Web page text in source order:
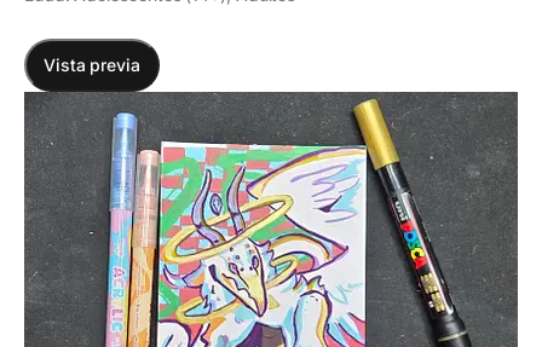
Vista previa